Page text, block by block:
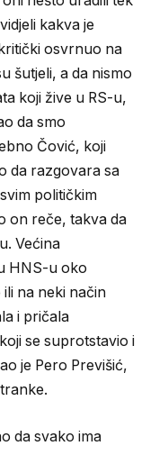
kakva je
osvrnuo na
šutjeli, a da nismo
koji žive u RS-u,
da smo
Čović, koji
da razgovara sa
političkim
on reče, takva da
Većina
HNS-u oko
na neki način
i pričala
se suprotstavio i
je Pero Previšić,
da svako ima